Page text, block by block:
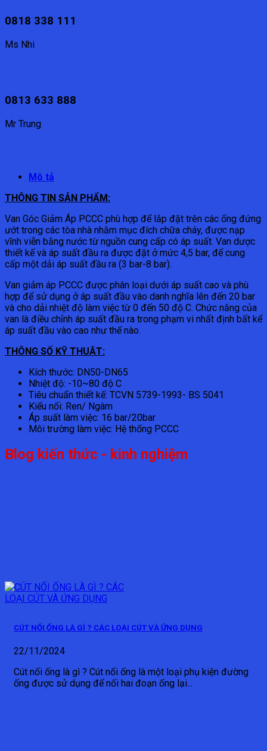
0818 338 111
Ms Nhi
0813 633 888
Mr Trung
Mô tả
THÔNG TIN SẢN PHẨM:
Van Góc Giảm Áp PCCC phù hợp để lắp đặt trên các ống đứng
ướt trong các tòa nhà nhằm mục đích chữa cháy, được nạp
vĩnh viễn bằng nước từ nguồn cung cấp có áp suất. Van dược
thiết kế và áp suất đầu ra được đặt ở mức 4,5 bar, để cung
cấp một dải áp suất đầu ra (3 bar-8 bar).
Van giảm áp PCCC được phân loại dưới áp suất cao và phù
hợp để sử dụng ở áp suất đầu vào danh nghĩa lên đến 20 bar
và cho dải nhiệt độ làm việc từ 0 đến 50 độ C. Chức năng của
van là điều chỉnh áp suất đầu ra trong phạm vi nhất định bất kể
áp suất đầu vào cao như thế nào.
THÔNG SỐ KỸ THUẬT:
Kích thước: DN50-DN65
Nhiệt độ: -10~80 độ C
Tiêu chuẩn thiết kế: TCVN 5739-1993- BS 5041
Kiểu nối: Ren/ Ngàm
Áp suất làm việc: 16 bar/20bar
Môi trường làm việc: Hệ thống PCCC
Blog kiến thức - kinh nghiệm
CÚT NỐI ỐNG LÀ GÌ ? CÁC LOẠI CÚT VÀ ỨNG DỤNG
22/11/2024
Cút nối ống là gì ? Cút nối ống là một loại phụ kiện đường
ống được sử dụng để nối hai đoạn ống lại...